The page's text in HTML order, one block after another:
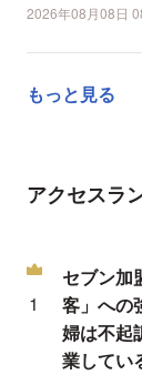
2026年08月08日
もっと見る
アクセスラ
セブン加
客」への
婦は不起
業してい